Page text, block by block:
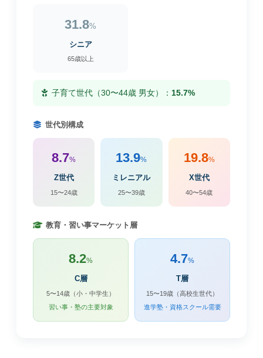
31.8%
シニア
65歳以上
子育て世代（30〜44歳 男女）： 15.7%
世代別構成
8.7%
Z世代
15〜24歳
13.9%
ミレニアル
25〜39歳
19.8%
X世代
40〜54歳
教育・習い事マーケット層
8.2%
C層
5〜14歳（小・中学生）
習い事・塾の主要対象
4.7%
T層
15〜19歳（高校生世代）
進学塾・資格スクール需要